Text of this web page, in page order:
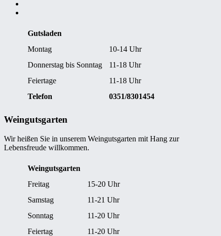
Gutsladen
Montag
10-14 Uhr
Donnerstag bis Sonntag
11-18 Uhr
Feiertage
11-18 Uhr
Telefon
0351/8301454
Weingutsgarten
Wir heißen Sie in unserem Weingutsgarten mit Hang zur
Lebensfreude willkommen.
Weingutsgarten
Freitag
15-20 Uhr
Samstag
11-21 Uhr
Sonntag
11-20 Uhr
Feiertag
11-20 Uhr